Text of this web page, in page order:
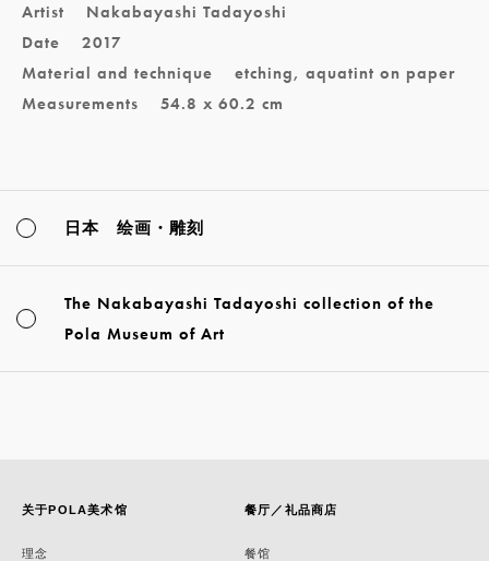
Artist
Nakabayashi Tadayoshi
Date
2017
Material and technique
etching, aquatint on paper
Measurements
54.8 x 60.2 cm
日本 绘画・雕刻
The Nakabayashi Tadayoshi collection of the
Pola Museum of Art
关于POLA美术馆
理念
餐厅／礼品商店
餐馆